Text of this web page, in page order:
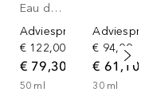
Eau de parfum
Adviesprijs*
€ 122,00
€ 79,30
50 ml
€ 94,00
€ 61,10
30 ml